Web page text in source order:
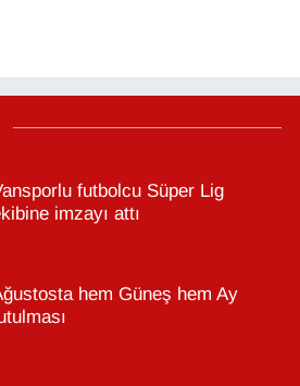
futbolcu Süper Lig
imzayı attı
hem Güneş hem Ay